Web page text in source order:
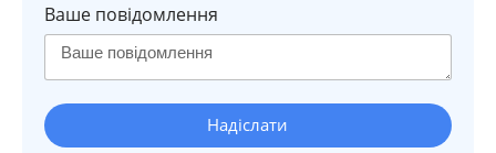
Ваше повідомлення
Надіслати